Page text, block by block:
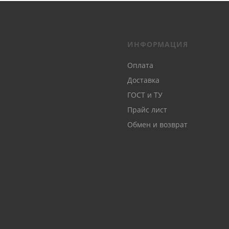
ИНФОРМАЦИЯ
Оплата
Доставка
ГОСТ и ТУ
Прайс лист
Обмен и возврат